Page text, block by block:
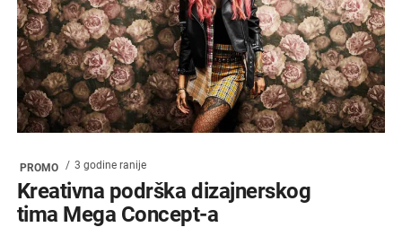
PROMO 3 godine ranije
Kreativna podrška dizajnerskog
tima Mega Concept-a